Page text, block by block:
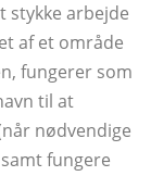
stykke arbejde
af et område
fungerer som
til at
nødvendige
fungere